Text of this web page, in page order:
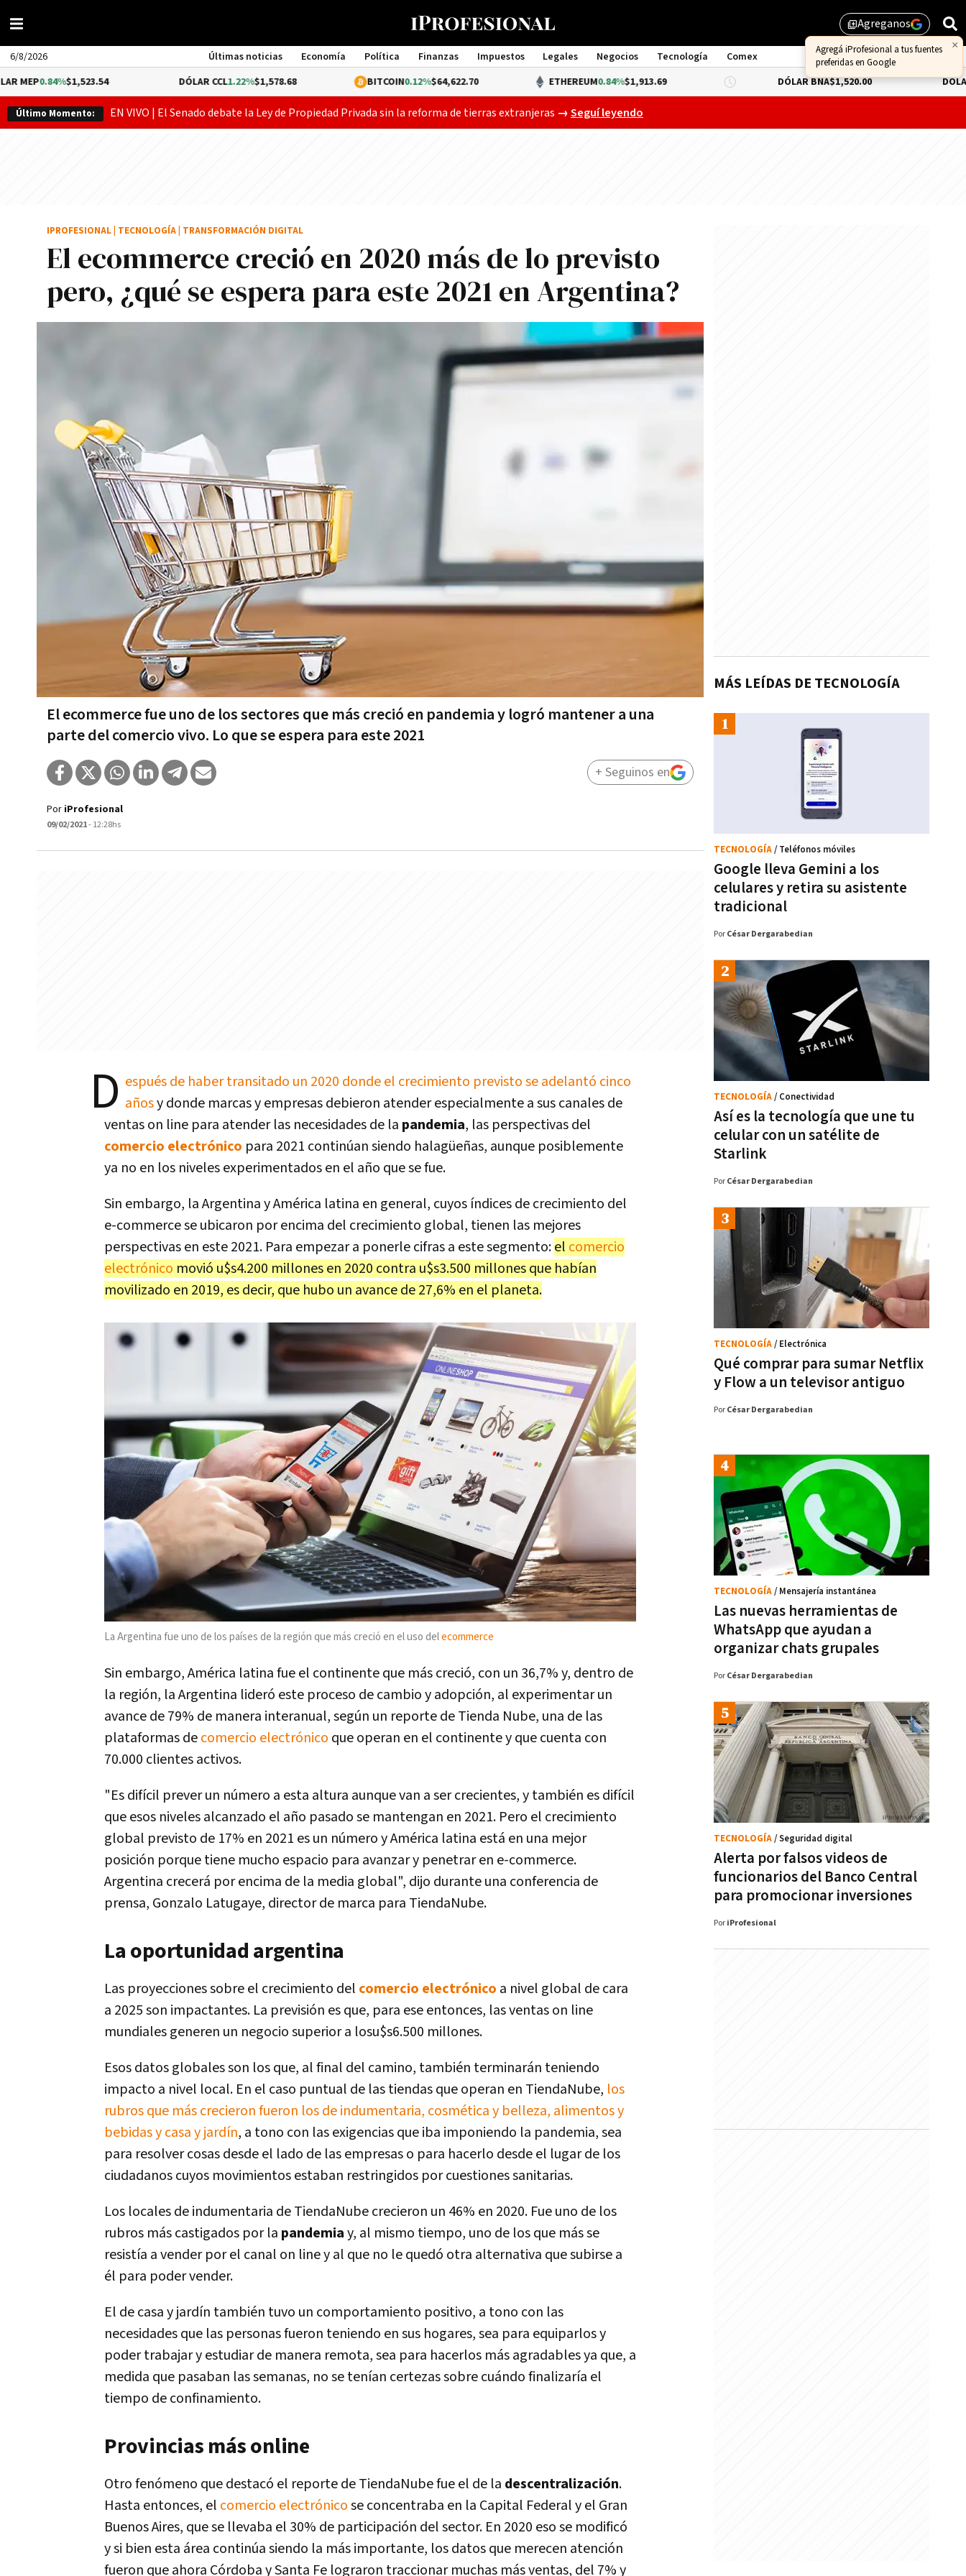
library_addAgreganos
×
Agregá iProfesional a tus fuentes
preferidas en Google
6/8/2026 Últimas noticias Economía Política Finanzas Impuestos Legales Negocios Tecnología
Comex
Management
$1,523.54 1.22%$1,578.68 0.12%$64,622.70 ETHEREUM 0.84%$1,913.69 DÓLAR BNA $1,520.00 DÓLAR BLUE-
Último Momento: EN VIVO | El Senado debate la Ley de Propiedad Privada sin la reforma de tierras extranjeras El Senado ya debate la Ley de Propiedad Privada sin la reforma de tierras
→Seguí leyendo
El ecommerce creció en 2020 más de lo previsto
pero, ¿qué se espera para este 2021 en Argentina?
El ecommerce fue uno de los sectores que más creció en pandemia y logró mantener a una
parte del comercio vivo. Lo que se espera para este 2021
IPROFESIONAL TECNOLOGÍA TRANSFORMACIÓN DIGITAL
Por iProfesional
09/02/2021- 12:28hs
+ Seguinos en
D espués de haber transitado un 2020 donde el crecimiento previsto se adelantó cinco
añosy donde marcas y empresas debieron atender especialmente a sus canales de
ventas on line para atender las necesidades de la pandemia, las perspectivas del
comercio electrónico para 2021 continúan siendo halagüeñas, aunque posiblemente
ya no en los niveles experimentados en el año que se fue.
Sin embargo, la Argentina y América latina en general, cuyos índices de crecimiento del
e-commerce se ubicaron por encima del crecimiento global, tienen las mejores
perspectivas en este 2021. Para empezar a ponerle cifras a este segmento:el comercio
electrónico movió u$s4.200 millones en 2020 contra u$s3.500 millones que habían
movilizado en 2019, es decir, que hubo un avance de 27,6% en el planeta.
La Argentina fue uno de los países de la región que más creció en el uso delecommerce
Sin embargo, América latina fue el continente que más creció, con un 36,7% y, dentro de
la región, la Argentina lideró este proceso de cambio y adopción, al experimentar un
avance de 79% de manera interanual, según un reporte de Tienda Nube, una de las
plataformas decomercio electrónico que operan en el continente y que cuenta con
70.000 clientes activos.
"Es difícil prever un número a esta altura aunque van a ser crecientes, y también es difícil
que esos niveles alcanzado el año pasado se mantengan en 2021. Pero el crecimiento
global previsto de 17% en 2021 es un número y América latina está en una mejor
posición porque tiene mucho espacio para avanzar y penetrar en e-commerce.
Argentina crecerá por encima de la media global", dijo durante una conferencia de
prensa, Gonzalo Latugaye, director de marca para TiendaNube.
La oportunidad argentina
Las proyecciones sobre el crecimiento del comercio electrónico a nivel global de cara
a 2025 son impactantes. La previsión es que, para ese entonces, las ventas on line
mundiales generen un negocio superior a losu$s6.500 millones.
Esos datos globales son los que, al final del camino, también terminarán teniendo
impacto a nivel local. En el caso puntual de las tiendas que operan en TiendaNube, los
rubros que más crecieron fueron los de indumentaria, cosmética y belleza, alimentos y
bebidas y casa y jardín, a tono con las exigencias que iba imponiendo la pandemia, sea
para resolver cosas desde el lado de las empresas o para hacerlo desde el lugar de los
ciudadanos cuyos movimientos estaban restringidos por cuestiones sanitarias.
Los locales de indumentaria de TiendaNube crecieron un 46% en 2020. Fue uno de los
rubros más castigados por la pandemiay, al mismo tiempo, uno de los que más se
resistía a vender por el canal on line y al que no le quedó otra alternativa que subirse a
él para poder vender.
El de casa y jardín también tuvo un comportamiento positivo, a tono con las
necesidades que las personas fueron teniendo en sus hogares, sea para equiparlos y
poder trabajar y estudiar de manera remota, sea para hacerlos más agradables ya que, a
medida que pasaban las semanas, no se tenían certezas sobre cuándo finalizaría el
tiempo de confinamiento.
Provincias más online
Otro fenómeno que destacó el reporte de TiendaNube fue el de la descentralización.
Hasta entonces, el comercio electrónicose concentraba en la Capital Federal y el Gran
Buenos Aires, que se llevaba el 30% de participación del sector. En 2020 eso se modificó
y si bien esta área continúa siendo la más importante, los datos que merecen atención
fueron que ahora Córdoba y Santa Fe lograron traccionar muchas más ventas, del 7% y
MÁS LEÍDAS DE TECNOLOGÍA
Google lleva Gemini a los
celulares y retira su asistente
tradicional
TECNOLOGÍA/ Teléfonos móviles
Por César Dergarabedian
Así es la tecnología que une tu
celular con un satélite de
Starlink
TECNOLOGÍA/ Conectividad
Por César Dergarabedian
Qué comprar para sumar Netflix
y Flow a un televisor antiguo
TECNOLOGÍA/ Electrónica
Por César Dergarabedian
Las nuevas herramientas de
WhatsApp que ayudan a
organizar chats grupales
TECNOLOGÍA/ Mensajería instantánea
Por César Dergarabedian
Alerta por falsos videos de
funcionarios del Banco Central
para promocionar inversiones
TECNOLOGÍA/ Seguridad digital
Por iProfesional